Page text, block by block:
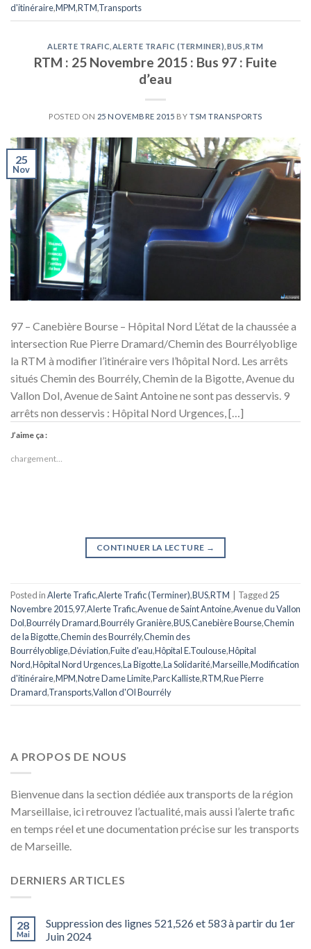
d'itinéraire,MPM,RTM,Transports
ALERTE TRAFIC ALERTE TRAFIC (TERMINER) BUS ,RTM
RTM : 25 Novembre 2015 : Bus 97 : Fuite
d’eau
POSTED ON 25 NOVEMBRE 2015 BY TSM TRANSPORTS
25
Nov
97 – Canebière Bourse – Hôpital Nord L’état de la chaussée a
intersection Rue Pierre Dramard/Chemin des Bourrélyoblige
la RTM à modifier l’itinéraire vers l’hôpital Nord. Les arrêts
situés Chemin des Bourrély, Chemin de la Bigotte, Avenue du
Vallon Dol, Avenue de Saint Antoine ne sont pas desservis. 9
arrêts non desservis : Hôpital Nord Urgences, […]
J’aime ça :
chargement…
CONTINUER LA LECTURE →
Posted inAlerte Trafic,Alerte Trafic (Terminer),BUS,RTM Tagged 25
Novembre 2015,97,Alerte Trafic,Avenue de Saint Antoine,Avenue du Vallon
Dol,Bourrély Dramard,Bourrély Granière,BUS,Canebière Bourse,Chemin
de la Bigotte,Chemin des Bourrély,Chemin des
Bourrélyoblige,Déviation,Fuite d'eau,Hôpital E.Toulouse,Hôpital
Nord,Hôpital Nord Urgences,La Bigotte,La Solidarité,Marseille,Modification
d'itinéraire,MPM,Notre Dame Limite,Parc Kalliste,RTM,Rue Pierre
Dramard,Transports,Vallon d'Ol Bourrély
A PROPOS DE NOUS
Bienvenue dans la section dédiée aux transports de la région
Marseillaise, ici retrouvez l’actualité, mais aussi l’alerte trafic
en temps réel et une documentation précise sur les transports
de Marseille.
DERNIERS ARTICLES
28
Mai
Suppression des lignes 521,526 et 583 à partir du 1er
Juin 2024